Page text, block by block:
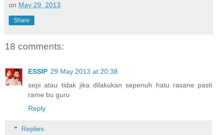
on May 29, 2013
Share
18 comments:
ESSIP 29 May 2013 at 20:38
sepi atau tidak jika dilakukan sepenuh hatu rasane pasti
rame bu guru
Reply
Replies